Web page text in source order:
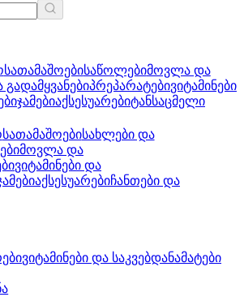
სათამაშოებისაწოლებიმოვლა და
გადამყვანებიპრეპარატებივიტამინები
ჯამებიაქსესუარებიტანსაცმელი
სათამაშოებისახლები და
მოვლა და
ვიტამინები და
აქსესუარებიჩანთები და
ვიტამინები და საკვებდანამატები